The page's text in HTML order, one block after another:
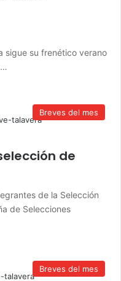
sigue su frenético verano
Breves del mes
de
de la Selección
de Selecciones
Breves del mes